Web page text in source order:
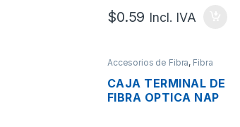
$0.59 Incl. IVA
Accesorios de Fibra, Fibra
CAJA TERMINAL DE
FIBRA OPTICA NAP